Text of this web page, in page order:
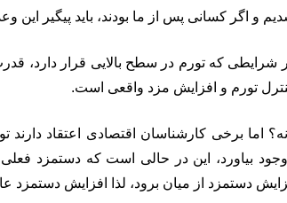
کسانی پس از ما بودند، باید پیگیر این
شرایطی که تورم در سطح بالایی قرار دارد،
تورم و افزایش مزد واقعی است.
اما برخی کارشناسان اقتصادی اعتقاد
بیاورد،‌ این در حالی است که دستمزد فعلی
دستمزد از میان برود، لذا افزایش دستمزد